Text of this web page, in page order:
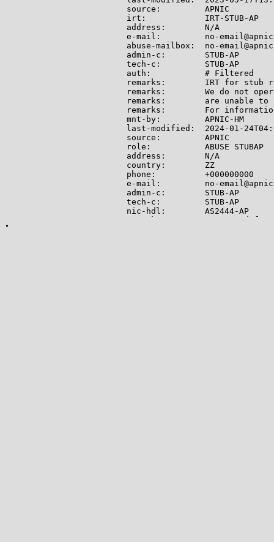
source:         APNIC
irt:            IRT-STUB-AP
address:        N/A
e-mail:         no-
abuse-mailbox:  no-
admin-c:        STUB-AP
tech-c:         STUB-AP
auth:           # Filtered
remarks:        IRT for stub
remarks:        We do not
remarks:        are unable to
remarks:        For
mnt-by:         APNIC-HM
last-modified:  2024-01-
source:         APNIC
role:           ABUSE STUBAP
address:        N/A
country:        ZZ
phone:          +000000000
e-mail:         no-
admin-c:        STUB-AP
tech-c:         STUB-AP
nic-hdl:        AS2444-AP